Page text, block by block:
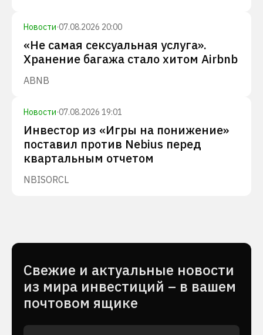
Новости·07.08.2026 20:00
«Не самая сексуальная услуга».
Хранение багажа стало хитом Airbnb
ABNB
Новости·07.08.2026 19:01
Инвестор из «Игры на понижение»
поставил против Nebius перед
квартальным отчетом
NBISORCL
Cвежие и актуальные новости
из мира инвестиций – в вашем
почтовом ящике